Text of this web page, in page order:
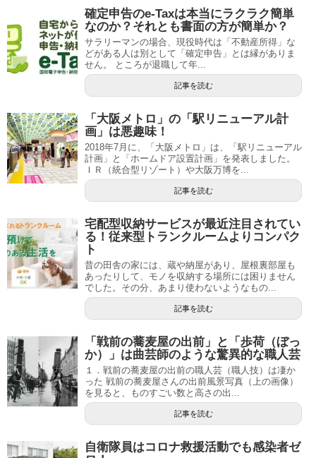
確定申告のe-Taxは本当にラクラク簡単
なのか？それとも書面の方が簡単か？
サラリーマンの場合、現役時代は「不動産所得」な
どがある人は別として「確定申告」とは縁がありま
せん。 ところが退職して年...
記事を読む
「大阪メトロ」の「駅リニューアル計
画」は悪趣味！
2018年7月に、「大阪メトロ」は、「駅リニューアル
計画」と「ホームドア設置計画」を発表しました。
ＩＲ（統合型リゾート）や大阪万博を...
記事を読む
宅配型収納サービスが最近注目されてい
る！従来型トランクルームよりコンパク
ト
昔の田舎の家には、蔵や納屋があり、屋根裏部屋も
あったりして、モノを収納する場所には困りません
でした。その分、あまり使わないようなもの...
記事を読む
「戦前の蕎麦屋の出前」と「歩荷（ぼっ
か）」は曲芸師のような驚異的な職人芸
１．戦前の蕎麦屋の出前の職人芸（職人技）は凄か
った 戦前の蕎麦屋さんの出前風景写真（上の画像）
を見ると、ものすごい数と高さの出...
記事を読む
自衛隊員はコロナ救援活動でも感染者ゼ